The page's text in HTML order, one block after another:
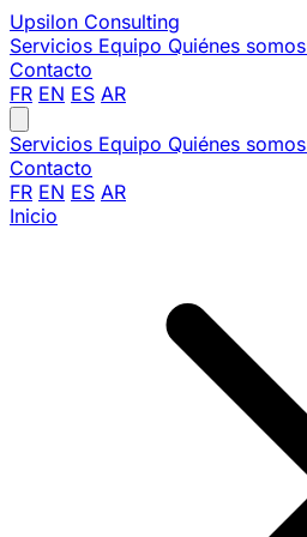
Upsilon Consulting
Servicios Equipo Quiénes somos
Contacto
FR EN ES AR
Servicios Equipo Quiénes somos
Contacto
FR EN ES AR
Inicio